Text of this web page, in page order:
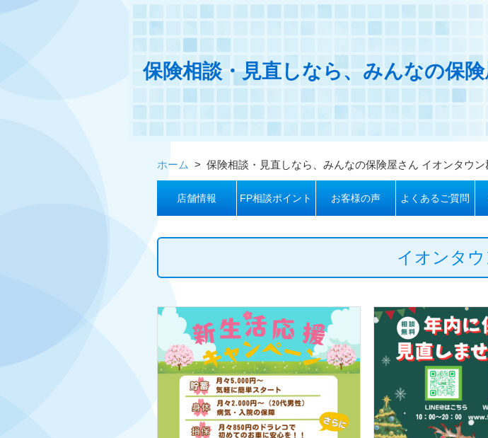
保険相談・見直しなら、みんなの保
ホーム > 保険相談・見直しなら、みんなの保険屋さん イオンタウン
店舗情報 FP相談ポイント お客様の声 よくあるご質問
イオンタ